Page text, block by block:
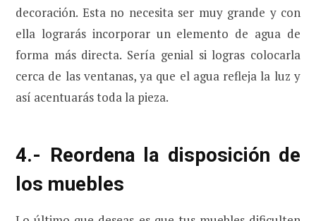
decoración. Esta no necesita ser muy grande y con
ella lograrás incorporar un elemento de agua de
forma más directa. Sería genial si logras colocarla
cerca de las ventanas, ya que el agua refleja la luz y
así acentuarás toda la pieza.
4.- Reordena la disposición de
los muebles